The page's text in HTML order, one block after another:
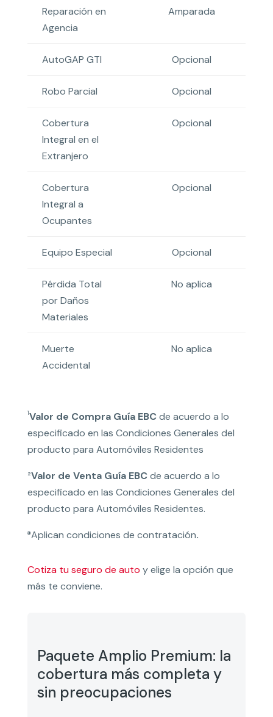
Reparación en
Agencia
Amparada
AutoGAP GTI Opcional
Robo Parcial Opcional
Cobertura
Integral en el
Extranjero
Opcional
Cobertura
Integral a
Ocupantes
Opcional
Equipo Especial Opcional
Pérdida Total
por Daños
Materiales
No aplica
Muerte
Accidental
No aplica
1Valor de Compra Guía EBCde acuerdo a lo
especificado en las Condiciones Generales del
producto para Automóviles Residentes
²Valor de Venta Guía EBCde acuerdo a lo
especificado en las Condiciones Generales del
producto para Automóviles Residentes.
³Aplican condiciones de contratación.
Cotiza tu seguro de auto y elige la opción que
más te conviene.
Paquete Amplio Premium: la
cobertura más completa y
sin preocupaciones